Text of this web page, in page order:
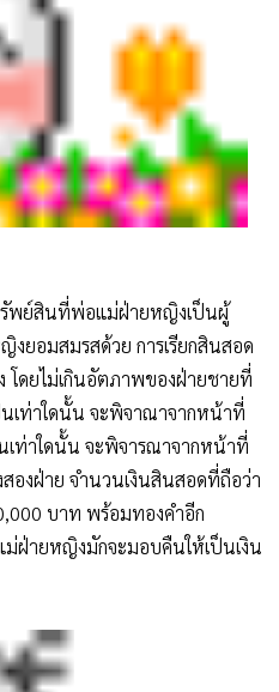
ย์สินที่พ่อแม่ฝ่ายหญิงเป็นผู้
ยอมสมรสด้วย การเรียกสินสอด
โดยไม่เกินอัตภาพของฝ่ายชายที่
เท่าใดนั้น จะพิจาณาจากหน้าที่
เท่าใดนั้น จะพิจารณาจากหน้าที่
องฝ่าย จำนวนเงินสินสอดที่ถือว่า
บาท พร้อมทองคำอีก
ายหญิงมักจะมอบคืนให้เป็นเงิน